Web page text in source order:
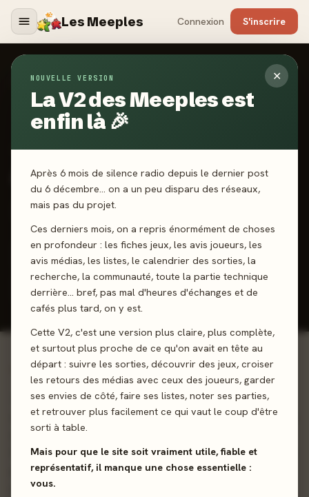
Les Meeples Connexion S'inscrire
✕
NOUVELLE VERSION
La V2 des Meeples est
enfin là 🎉
Après 6 mois de silence radio depuis le dernier post
du 6 décembre… on a un peu disparu des réseaux,
mais pas du projet.
Ces derniers mois, on a repris énormément de choses
en profondeur : les fiches jeux, les avis joueurs, les
avis médias, les listes, le calendrier des sorties, la
recherche, la communauté, toute la partie technique
derrière… bref, pas mal d'heures d'échanges et de
cafés plus tard, on y est.
Cette V2, c'est une version plus claire, plus complète,
et surtout plus proche de ce qu'on avait en tête au
départ : suivre les sorties, découvrir des jeux, croiser
les retours des médias avec ceux des joueurs, garder
ses envies de côté, faire ses listes, noter ses parties,
et retrouver plus facilement ce qui vaut le coup d'être
sorti à table.
Mais pour que le site soit vraiment utile, fiable et
représentatif, il manque une chose essentielle :
vous.
Jeux/Aquarium Logic
2022·DJECO
Aquarium Logic
1 joueurs 7 ans+
J'ai joué Envie de jouer Wishlist
Donner mon avis
01 - LE JEU
Trouverez-vous le trésor? Les poissons sont à la
recherche du trésor caché. Aidez-les à se frayer un chemin
à travers l'aquarium pour le retrouver. 30 défis à réaliser.
Peut se jouer seul ou en coopération. 3 niveaux de difficulté
pour progresser à son rythme. Développe la patience et la
logique. Les solutions des défis sont fournies.